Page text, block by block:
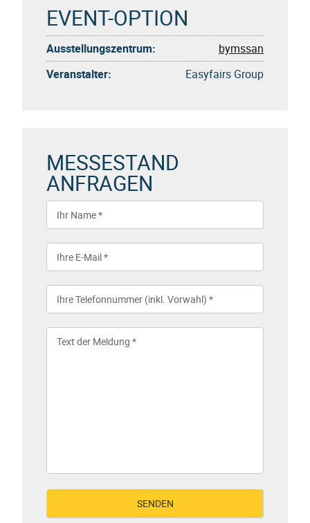
EVENT-OPTION
Ausstellungszentrum:
bymssan
Veranstalter:
Easyfairs Group
MESSESTAND
ANFRAGEN